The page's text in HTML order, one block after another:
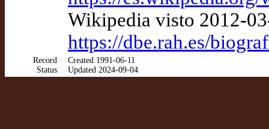
Wikipedia visto 2012-
https://dbe.rah.es/
Record
Status
Created 1991-06-11
Updated 2024-09-04